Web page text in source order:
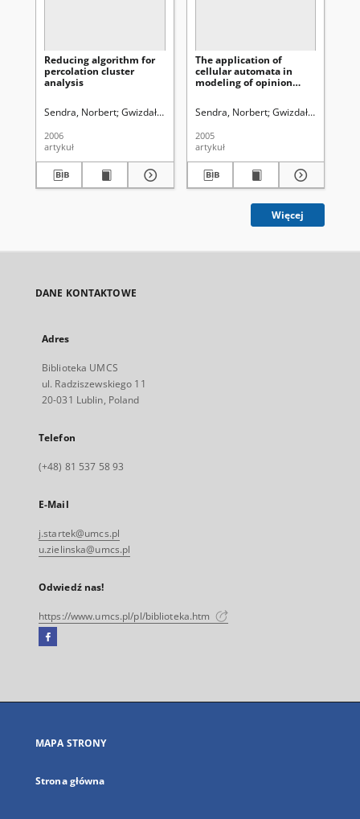
Reducing algorithm for
percolation cluster
analysis
Sendra, Norbert Gwizdałła, Tomasz Czerbniak, Jerzy Uniwersytet
2006
artykuł
The application of
cellular automata in
modeling of opinion
Sendra, Norbert Gwizdałła, Tomasz
2005
artykuł
Więcej
DANE KONTAKTOWE
Adres
Biblioteka UMCS
ul. Radziszewskiego 11
20-031 Lublin, Poland
Telefon
(+48) 81 537 58 93
E-Mail
j.startek@umcs.pl
u.zielinska@umcs.pl
Odwiedź nas!
https://www.umcs.pl/pl/biblioteka.htm
Facebook
się
karcie
MAPA STRONY
Strona główna